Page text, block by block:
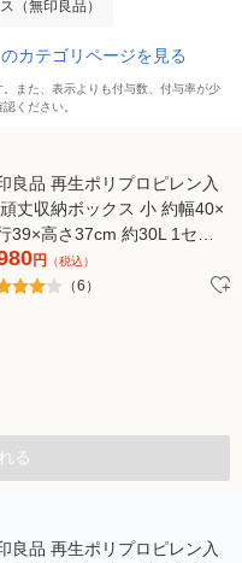
（無印良品）
カテゴリページを見る
また、表示よりも付与数、付与率が少
ください。
良品 再生ポリプロピレン入
丈収納ボックス 小 約幅40×
39×高さ37cm 約30L 1セッ
1個×2） 良品計画
円 （税込）
（6）
る
良品 再生ポリプロピレン入